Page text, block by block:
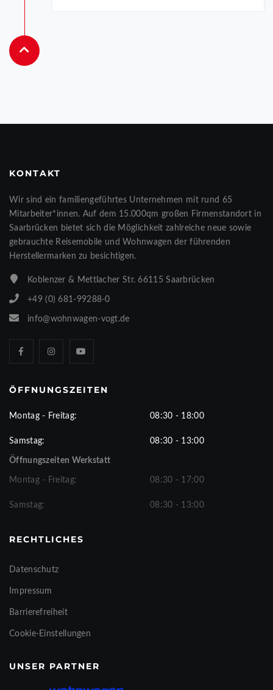
KONTAKT
Wir sind ein familiengeführtes Unternehmen mit rund 65
Mitarbeiter*innen. Auf dem 15.000qm großen Firmenstandort in
Saarbrücken bietet sich die Möglichkeit zahlreiche neue sowie
gebrauchte Reisemobile und Wohnwagen der führenden
Herstellermarken zu besichtigen.
Koblenzer & Mettlacher Str. 66115 Saarbrücken
+49 (0) 681-99288-0
info@wohnwagen-vogt.de
ÖFFNUNGSZEITEN
Montag - Freitag: 08:30 - 18:00
Samstag: 08:30 - 13:00
Öffnungszeiten Werkstatt
Montag - Freitag: 08:30 - 17:00
Samstag: 08:30 - 13:00
RECHTLICHES
Datenschutz
Impressum
Barrierefreiheit
Cookie-Einstellungen
UNSER PARTNER